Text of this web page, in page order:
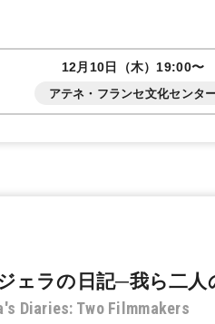
12月10日（木）19:00〜
アテネ・フランセ文化センタ
ェラの日記─我ら二人
Diaries: Two Filmmakers